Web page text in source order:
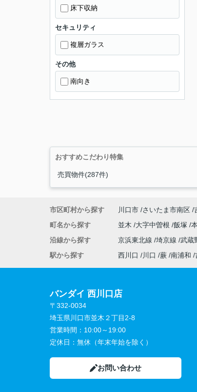
床下収納
セキュリティ
複層ガラス
その他
南向き
おすすめこだわり特集
売買物件(287件)
市区町村から探す 川口市 さいたま市南区
町名から探す
並木 大字中曽根 飯塚
沿線から探す
京浜東北線 埼京線 武蔵
駅から探す
西川口 川口 蕨 南浦和
バンダイ 西川口店
〒332-0034
埼玉県川口市並木２丁目2-8
営業時間： 10:00～19:00
定休日： 無休（年末年始を除く）
お問い合わせ